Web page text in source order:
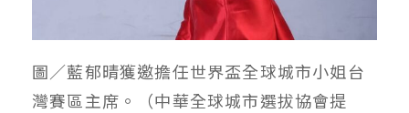
圖／藍郁晴獲邀擔任世界盃全球城市小姐台
灣賽區主席。（中華全球城市選拔協會提